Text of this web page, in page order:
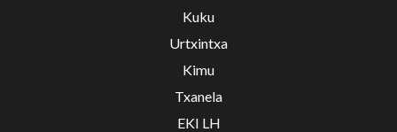
Kuku
Urtxintxa
Kimu
Txanela
EKI LH